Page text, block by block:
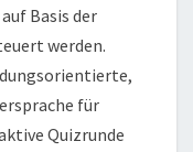
Basis der
werden.
für
Quizrunde